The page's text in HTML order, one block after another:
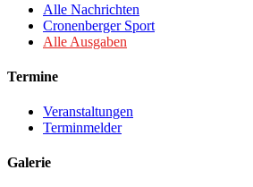
Alle Nachrichten
Cronenberger Sport
Alle Ausgaben
Termine
Veranstaltungen
Terminmelder
Galerie